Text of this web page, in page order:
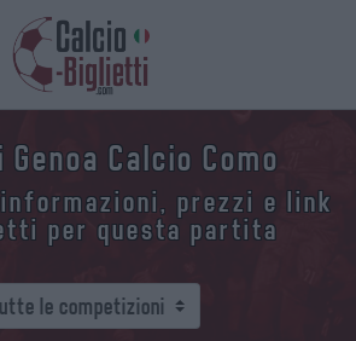
Calcio Como
informazioni, prezzi e link
per questa partita